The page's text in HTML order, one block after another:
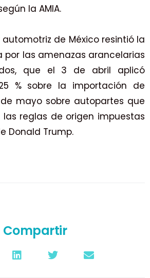
la AMIA.
automotriz de México resintió la
por las amenazas arancelarias
que el 3 de abril aplicó
% sobre la importación de
mayo sobre autopartes que
reglas de origen impuestas
Donald Trump.
Compartir